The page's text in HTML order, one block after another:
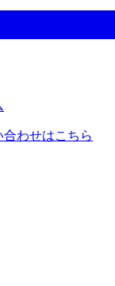
わせはこちら